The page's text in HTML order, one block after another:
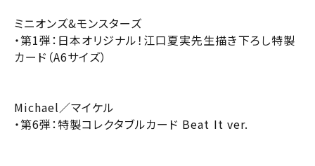
閉じる
チケットの購入は下記リンクより、ご覧になりたい作品を選
お近くの劇場から選ぶ
シアタス調布
ミニオンズ&モンスターズ
・第1弾：日本オリジナル！江口夏実先生描き下ろし特製
カード（A6サイズ）
Michael／マイケル
・第6弾：特製コレクタブルカード Beat It ver.